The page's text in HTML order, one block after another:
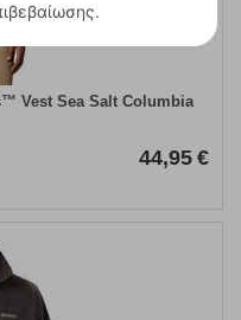
Vest Sea Salt Columbia
44,95 €